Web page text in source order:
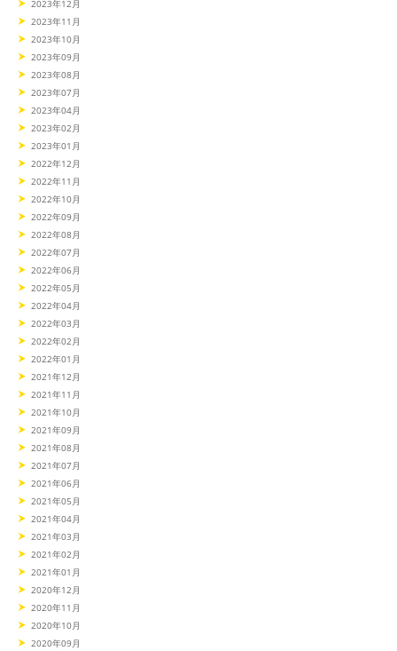
2023年12月
2023年11月
2023年10月
2023年09月
2023年08月
2023年07月
2023年04月
2023年02月
2023年01月
2022年12月
2022年11月
2022年10月
2022年09月
2022年08月
2022年07月
2022年06月
2022年05月
2022年04月
2022年03月
2022年02月
2022年01月
2021年12月
2021年11月
2021年10月
2021年09月
2021年08月
2021年07月
2021年06月
2021年05月
2021年04月
2021年03月
2021年02月
2021年01月
2020年12月
2020年11月
2020年10月
2020年09月